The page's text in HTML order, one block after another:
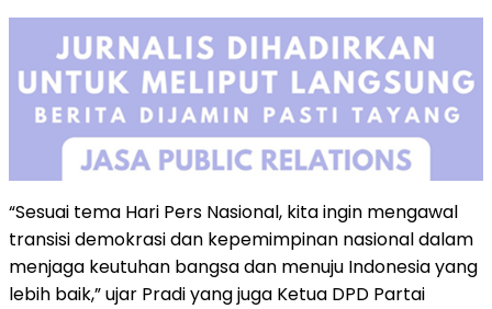
“Sesuai tema Hari Pers Nasional, kita ingin mengawal
transisi demokrasi dan kepemimpinan nasional dalam
menjaga keutuhan bangsa dan menuju Indonesia yang
lebih baik,” ujar Pradi yang juga Ketua DPD Partai